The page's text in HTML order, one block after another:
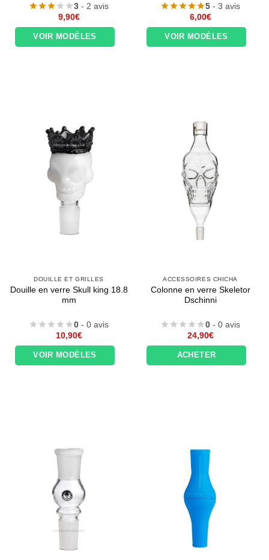
3 - 2 avis
9,90€
VOIR MODÈLES
5 - 3 avis
6,00€
VOIR MODÈLES
DOUILLE ET GRILLES
Douille en verre Skull king 18.8
mm
0 - 0 avis
10,90€
VOIR MODÈLES
ACCESSOIRES CHICHA
Colonne en verre Skeletor
Dschinni
0 - 0 avis
24,90€
ACHETER